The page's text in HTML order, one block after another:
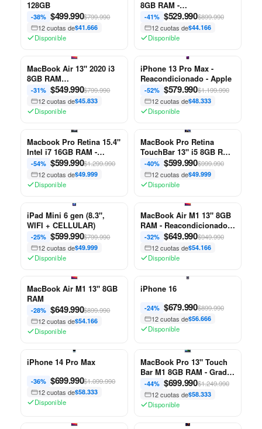
128GB
-38% $499.990$799.990
12 cuotas de$41.666
Disponible
8GB RAM -
Reacondicionado - Apple
-41% $529.990$899.990
12 cuotas de$44.166
Disponible
MacBook Air 13" 2020 i3
8GB RAM
Reacondicionado Apple
-31% $549.990$799.990
12 cuotas de$45.833
Disponible
iPhone 13 Pro Max -
Reacondicionado - Apple
-52% $579.990$1.199.990
12 cuotas de$48.333
Disponible
Macbook Pro Retina 15.4"
Intel i7 16GB RAM -
Reacondicionado - Apple
-54% $599.990$1.299.990
12 cuotas de$49.999
Disponible
MacBook Pro Retina
TouchBar 13" i5 8GB RAM
Reacondicionado Apple
-40% $599.990$999.990
12 cuotas de$49.999
Disponible
iPad Mini 6 gen (8.3",
WIFI + CELLULAR)
-25% $599.990$799.990
12 cuotas de$49.999
Disponible
MacBook Air M1 13" 8GB
RAM - Reacondicionado -
Apple
-32% $649.990$949.990
12 cuotas de$54.166
Disponible
MacBook Air M1 13" 8GB
RAM
-28% $649.990$899.990
12 cuotas de$54.166
Disponible
iPhone 16
-24% $679.990$899.990
12 cuotas de$56.666
Disponible
iPhone 14 Pro Max
-36% $699.990$1.099.990
12 cuotas de$58.333
Disponible
MacBook Pro 13" Touch
Bar M1 8GB RAM - Grado
B-44% $699.990$1.249.990
12 cuotas de$58.333
Disponible